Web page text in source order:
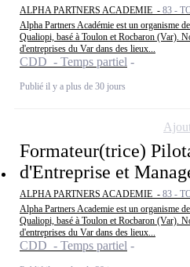
ALPHA PARTNERS ACADEMIE - 83 -
Alpha Partners Académie est un organisme
Qualiopi, basé à Toulon et Rocbaron (Var).
d'entreprises du Var dans des lieux...
CDD - Temps partiel
Publié il y a plus de 30 jours
Formateur(trice)
d'Entreprise et
ALPHA PARTNERS ACADEMIE - 83 -
Alpha Partners Academie est un organisme
Qualiopi, basé à Toulon et Rocbaron (Var).
d'entreprises du Var dans des lieux...
CDD - Temps partiel